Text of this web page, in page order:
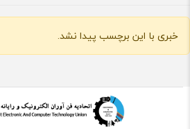
خبری با این برچسب پیدا نشد.